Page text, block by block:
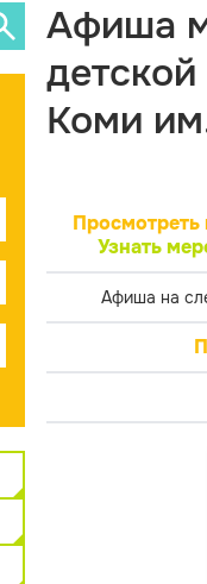
Афиша
Коми
Просмотреть
Узнать
Афиша на